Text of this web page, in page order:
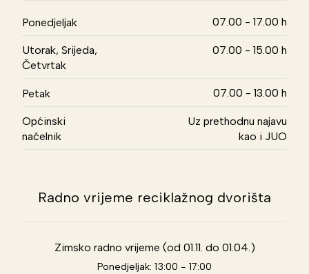
Ponedjeljak 07.00 - 17.00 h
Utorak, Srijeda,
Četvrtak
07.00 - 15.00 h
Petak 07.00 - 13.00 h
Općinski
načelnik
Uz prethodnu najavu
kao i JUO
Radno vrijeme reciklažnog dvorišta
Zimsko radno vrijeme (od 01.11. do 01.04.)
Ponedjeljak: 13:00 - 17:00